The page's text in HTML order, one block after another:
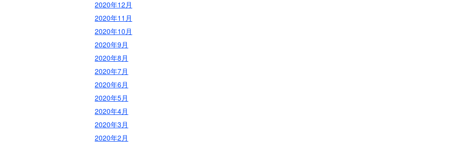
2020年12月
2020年11月
2020年10月
2020年9月
2020年8月
2020年7月
2020年6月
2020年5月
2020年4月
2020年3月
2020年2月